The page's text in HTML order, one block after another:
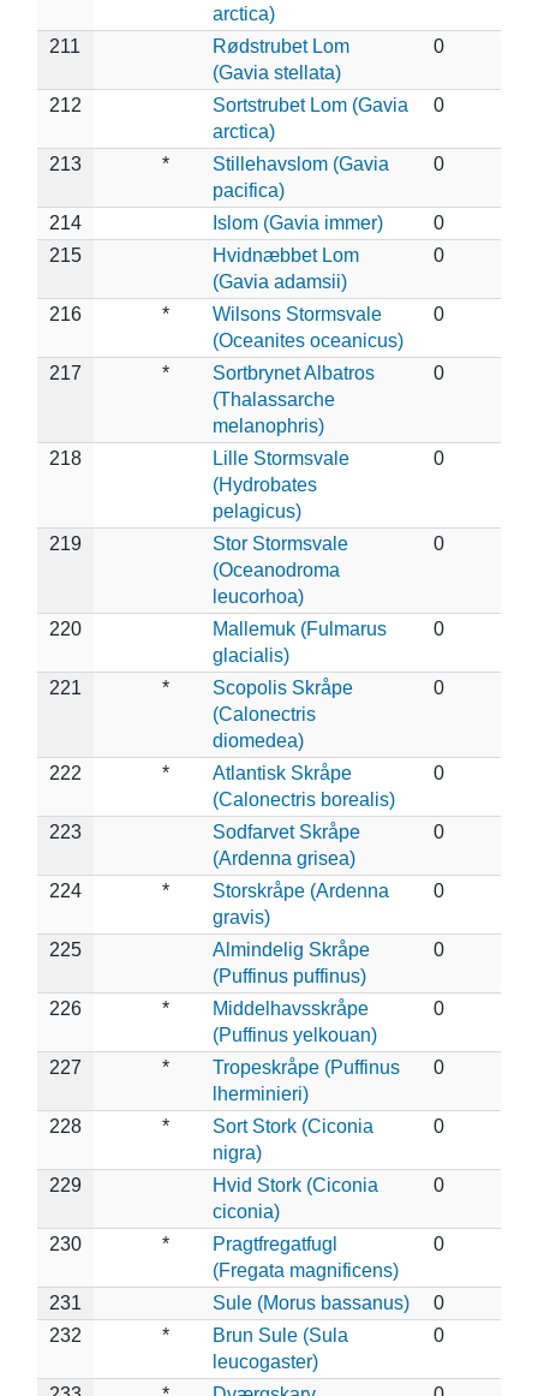
arctica)
211
Rødstrubet Lom
(Gavia stellata)
0
212
Sortstrubet Lom (Gavia
arctica)
0
213 *
Stillehavslom (Gavia
pacifica)
0
214 Islom (Gavia immer)
0
215
Hvidnæbbet Lom
(Gavia adamsii)
0
216 *
Wilsons Stormsvale
(Oceanites oceanicus)
0
217 *
Sortbrynet Albatros
(Thalassarche
melanophris)
0
218
Lille Stormsvale
(Hydrobates
pelagicus)
0
219
Stor Stormsvale
(Oceanodroma
leucorhoa)
0
220
Mallemuk (Fulmarus
glacialis)
0
221 *
Scopolis Skråpe
(Calonectris
diomedea)
0
222 *
Atlantisk Skråpe
(Calonectris borealis)
0
223
Sodfarvet Skråpe
(Ardenna grisea)
0
224 *
Storskråpe (Ardenna
gravis)
0
225
Almindelig Skråpe
(Puffinus puffinus)
0
226 *
Middelhavsskråpe
(Puffinus yelkouan)
0
227 *
Tropeskråpe (Puffinus
lherminieri)
0
228 *
Sort Stork (Ciconia
nigra)
0
229
Hvid Stork (Ciconia
ciconia)
0
230 *
Pragtfregatfugl
(Fregata magnificens)
0
231 Sule (Morus bassanus)
0
232
*
Brun Sule (Sula
leucogaster)
0